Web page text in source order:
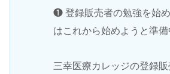
❶ 登録販売者の勉強を始
はこれから始めようと準
三幸医療カレッジの登録